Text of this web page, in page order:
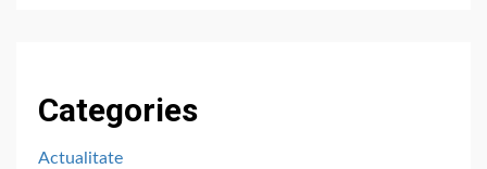
Categories
Actualitate